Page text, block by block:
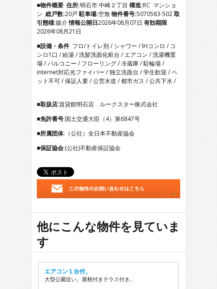
7
8
9
11
12
14
15
27
29
■物件概要 住所:明石市 中崎２丁目 構造:RC マンショ
ン 総戸数:20戸駐車場:空無物件番号:5070583-502取
引態様:媒介情報公開日2026年08月07日 有効期限
2026年08月21日
■設備・条件 フロ/トイレ別 / シャワー / IHコンロ / コ
ンロ1口 / 給湯 / 洗髪洗面化粧台 / エアコン / 洗濯機置
場 / バルコニー / フローリング / 冷蔵庫 / 駐輪場 /
internet対応光ファイバー / 独立洗面台 / 学生歓迎 / ペ
ット不可 / 保証人要 / 公営水道 / 都市ガス / 公共下水 /
■取扱店:賃貸館明石店 ルークスター株式会社
■免許番号:国土交通大臣（4）第6847号
■所属団体:（公社）全日本不動産協会
■保証協会:(公社)不動産保証協会
他にこんな物件を見ていま
す
エアコン１台付。
大型公園近い。屋根付きテラス付き。